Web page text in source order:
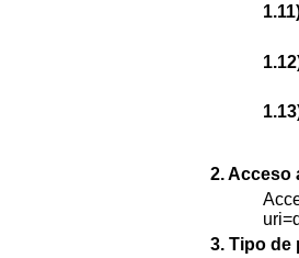
2. Acceso
3. Tipo de